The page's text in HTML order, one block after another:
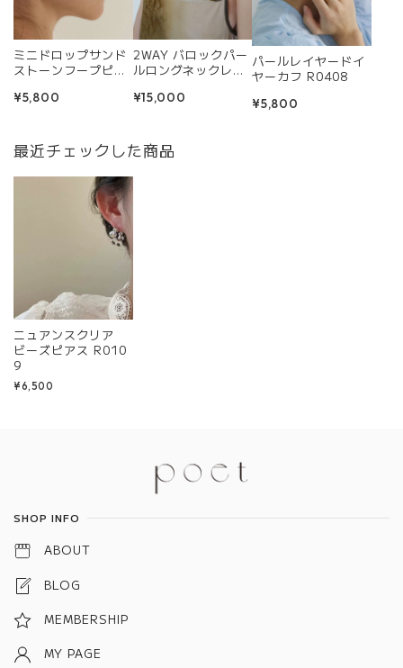
ミニドロップサンド
ストーンフープピア
¥5,800
2WAY バロックパー
ルロングネックレス
¥15,000
パールレイヤードイ
ヤーカフ R0408
¥5,800
最近チェックした商品
ニュアンスクリア
ビーズピアス R010
9
¥6,500
SHOP INFO
ABOUT
BLOG
MEMBERSHIP
MY PAGE